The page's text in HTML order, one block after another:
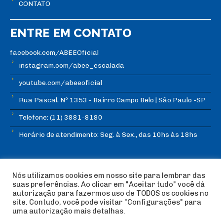
CONTATO
ENTRE EM CONTATO
facebook.com/ABEEOficial
instagram.com/abee_escalada
youtube.com/abeeoficial
Rua Pascal, Nº 1353 - Bairro Campo Belo | São Paulo -SP
Telefone: (11) 3881-8180
Horário de atendimento: Seg. à Sex., das 10hs às 18hs
© Copyright ABEE | Associação Brasileira de Escalada
Esportiva 2018 | Design:
Imagética Design
Nós utilizamos cookies em nosso site para lembrar das
suas preferências. Ao clicar em "Aceitar tudo" você dá
autorização para fazermos uso de TODOS os cookies no
site. Contudo, você pode visitar "Configurações" para
uma autorização mais detalhas.